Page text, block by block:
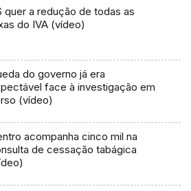
quer a redução de todas as
do IVA (vídeo)
do governo já era
face à investigação em
(vídeo)
acompanha cinco mil na
de cessação tabágica